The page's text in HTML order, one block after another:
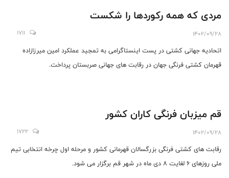
مردی که همه رکوردها را شکست
1402/09/28
1711
اتحادیه جهانی کشتی در پست اینستاگرامی به تمجید عملکرد امین میرزازاده
قهرمان کشتی فرنگی جهان در رقابت های جهانی صربستان پرداخت.
قم میزبان فرنگی کاران کشور
1402/09/28
1722
رقابت های کشتی فرنگی بزرگسالان قهرمانی کشور و مرحله اول چرخه انتخابی تیم
ملی روزهای 6 لغایت 8 دی ماه در شهر قم برگزار می شود.